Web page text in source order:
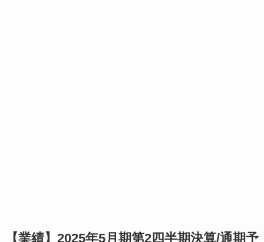
【業績】2025年5月期第2四半期決算/通期予